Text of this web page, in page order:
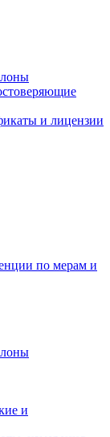
и лицензии
по мерам и
и